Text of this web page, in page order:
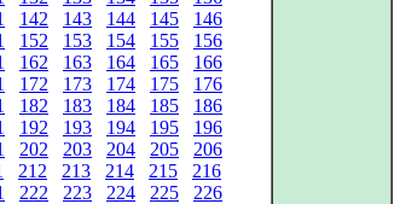
142 143 144 145
146
152 153 154 155
156
162 163 164 165
166
172 173 174 175
176
182 183 184 185
186
192 193 194 195
196
202 203 204 205
206
212 213 214 215
216
222 223 224 225
226